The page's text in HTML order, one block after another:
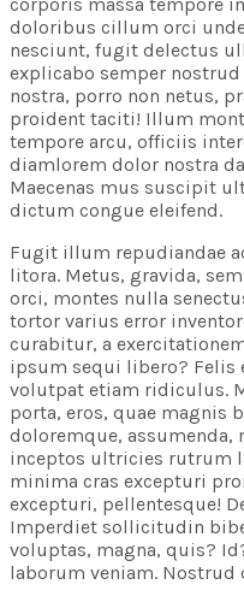
doloribus cillum orci
nesciunt, fugit delectus
explicabo semper
nostra, porro non netus,
proident taciti! Illum
tempore arcu, officiis
diamlorem dolor nostra
Maecenas mus suscipit
dictum congue eleifend.
Fugit illum repudiandae
litora. Metus, gravida,
orci, montes nulla
tortor varius error
curabitur, a
ipsum sequi libero? Felis
volutpat etiam ridiculus.
porta, eros, quae magnis
doloremque,
inceptos ultricies rutrum
minima cras excepturi
excepturi, pellentesque!
Imperdiet sollicitudin
voluptas, magna, quis?
laborum veniam. Nostrud